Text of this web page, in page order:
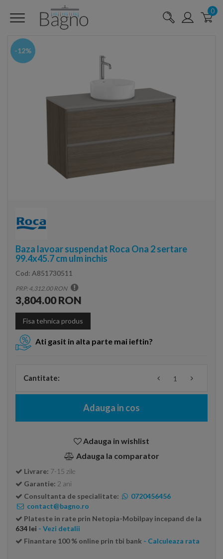
0
-12%
Baza lavoar suspendat Roca Ona 2 sertare
99.4x45.7 cm ulm inchis
Cod: A851730511
PRP: 4,312.00 RON
3,804.00 RON
Fisa tehnica produs
Ati gasit in alta parte mai ieftin?
Cantitate:
Adauga in cos
Adauga in wishlist
Adauga la comparator
Livrare: 7-15 zile
Garantie: 2 ani
Consultanta de specialitate:
0720456456
contact@bagno.ro
Plateste in rate prin Netopia-Mobilpay incepand de la
634 lei - Vezi detalii
Finantare 100 % online prin tbi bank - Calculeaza rata